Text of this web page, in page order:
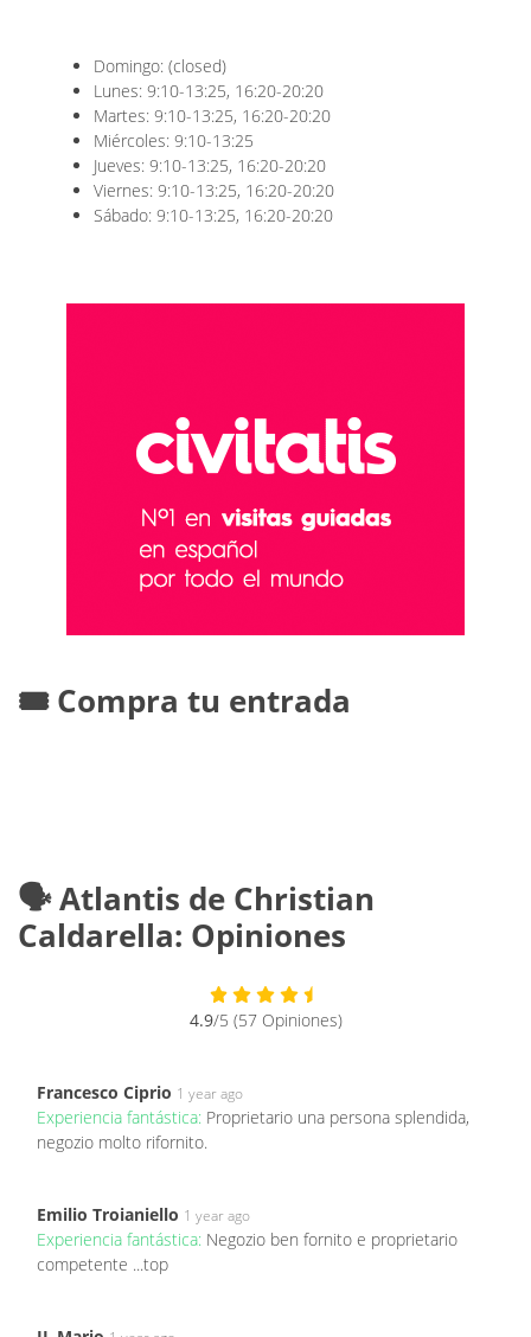
Domingo: (closed)
Lunes: 9:10-13:25, 16:20-20:20
Martes: 9:10-13:25, 16:20-20:20
Miércoles: 9:10-13:25
Jueves: 9:10-13:25, 16:20-20:20
Viernes: 9:10-13:25, 16:20-20:20
Sábado: 9:10-13:25, 16:20-20:20
🎟️ Compra tu entrada
🗣️ Atlantis de Christian
Caldarella: Opiniones
4.9/5 (57 Opiniones)
Francesco Ciprio 1 year ago
Experiencia fantástica: Proprietario una persona splendida,
negozio molto rifornito.
Emilio Troianiello 1 year ago
Experiencia fantástica: Negozio ben fornito e proprietario
competente ...top